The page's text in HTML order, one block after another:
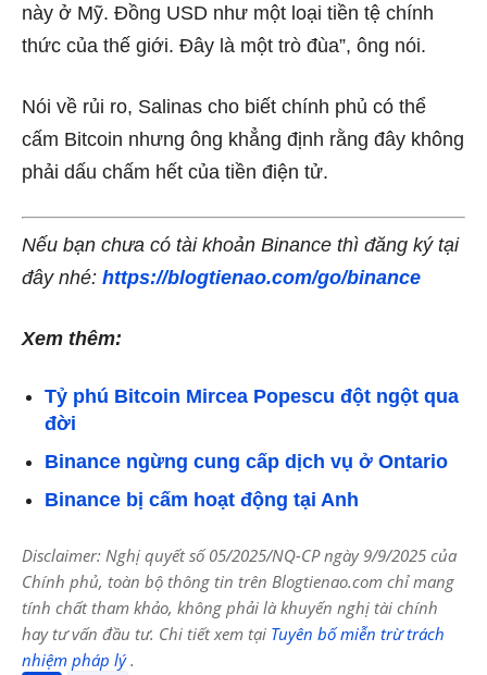
này ở Mỹ. Đồng USD như một loại tiền tệ chính
thức của thế giới. Đây là một trò đùa”, ông nói.
Nói về rủi ro, Salinas cho biết chính phủ có thể
cấm Bitcoin nhưng ông khẳng định rằng đây không
phải dấu chấm hết của tiền điện tử.
Nếu bạn chưa có tài khoản Binance thì đăng ký tại
đây nhé: https://blogtienao.com/go/binance
Xem thêm:
Tỷ phú Bitcoin Mircea Popescu đột ngột qua
đời
Binance ngừng cung cấp dịch vụ ở Ontario
Binance bị cấm hoạt động tại Anh
Disclaimer: Nghị quyết số 05/2025/NQ-CP ngày 9/9/2025 của
Chính phủ, toàn bộ thông tin trên Blogtienao.com chỉ mang
tính chất tham khảo, không phải là khuyến nghị tài chính
hay tư vấn đầu tư. Chi tiết xem tại Tuyên bố miễn trừ trách
nhiệm pháp lý.